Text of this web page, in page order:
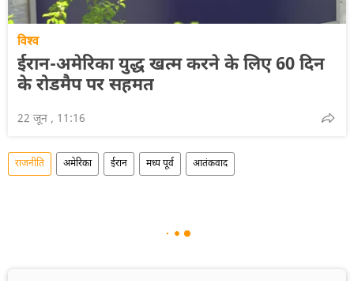
विश्व
ईरान-अमेरिका युद्ध खत्म करने के लिए 60 दिन
के रोडमैप पर सहमत
22 जून , 11:16
राजनीति अमेरिका ईरान मध्य पूर्व आतंकवाद